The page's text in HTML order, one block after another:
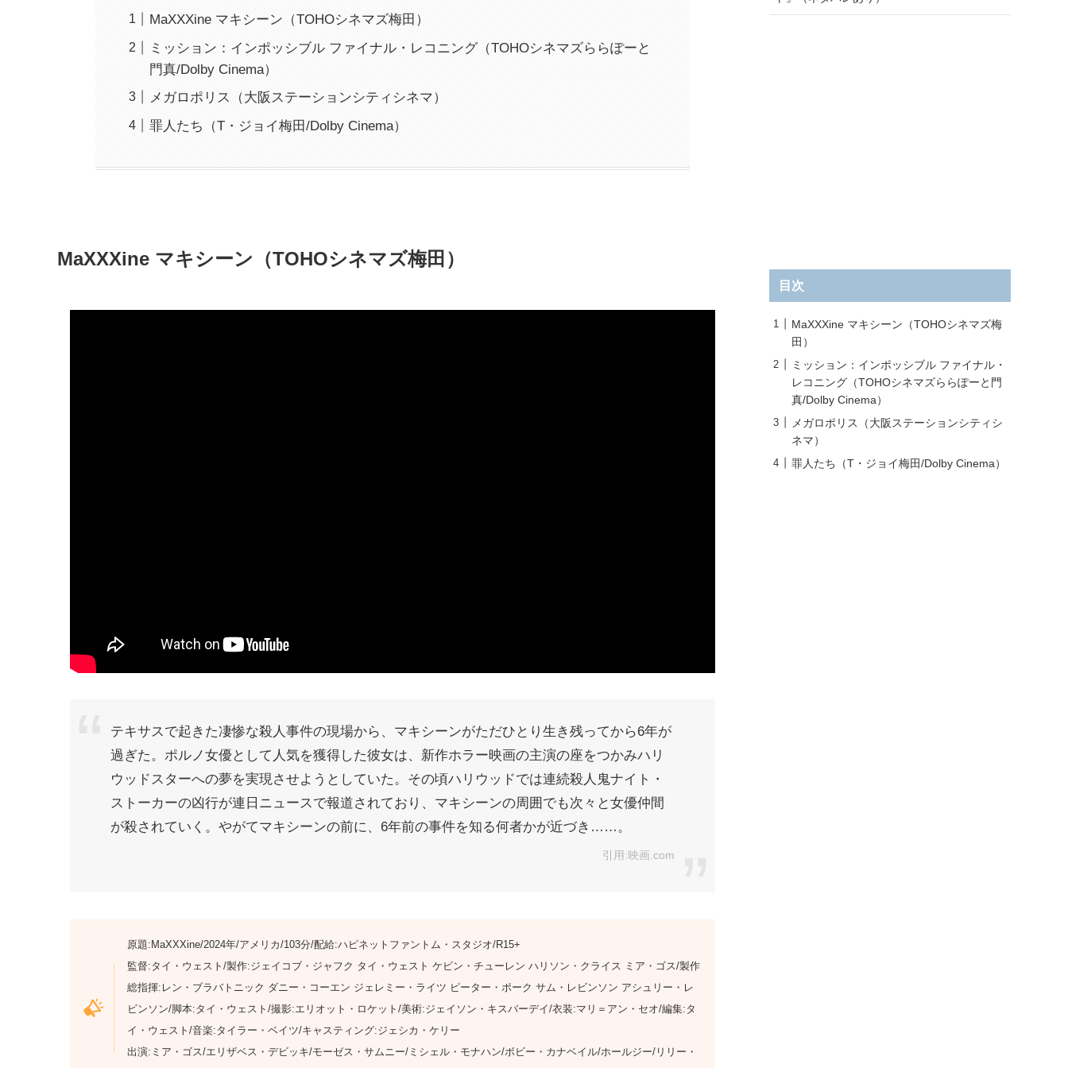
MaXXXine マキシーン（TOHOシネマズ梅田）
ミッション：インポッシブル ファイナル・レコニング（TOHOシネマズららぽーと
門真/Dolby Cinema）
メガロポリス（大阪ステーションシティシネマ）
罪人たち（T・ジョイ梅田/Dolby Cinema）
MaXXXine マキシーン（TOHOシネマズ梅田）
テキサスで起きた凄惨な殺人事件の現場から、マキシーンがただひとり生き残ってから6年が
過ぎた。ポルノ女優として人気を獲得した彼女は、新作ホラー映画の主演の座をつかみハリ
ウッドスターへの夢を実現させようとしていた。その頃ハリウッドでは連続殺人鬼ナイト・
ストーカーの凶行が連日ニュースで報道されており、マキシーンの周囲でも次々と女優仲間
が殺されていく。やがてマキシーンの前に、6年前の事件を知る何者かが近づき……。
引用:映画.com
原題:MaXXXine/2024年/アメリカ/103分/配給:ハピネットファントム・スタジオ/R15+
監督:タイ・ウェスト/製作:ジェイコブ・ジャフク タイ・ウェスト ケビン・チューレン ハリソン・クライス ミア・ゴス/製作
総指揮:レン・ブラバトニック ダニー・コーエン ジェレミー・ライツ ピーター・ポーク サム・レビンソン アシュリー・レ
ビンソン/脚本:タイ・ウェスト/撮影:エリオット・ロケット/美術:ジェイソン・キスバーデイ/衣装:マリ＝アン・セオ/編集:タ
イ・ウェスト/音楽:タイラー・ベイツ/キャスティング:ジェシカ・ケリー
出演:ミア・ゴス/エリザベス・デビッキ/モーゼス・サムニー/ミシェル・モナハン/ボビー・カナベイル/ホールジー/リリー・
目次
MaXXXine マキシーン（TOHOシネマズ梅
田）
ミッション：インポッシブル ファイナル・
レコニング（TOHOシネマズららぽーと門
真/Dolby Cinema）
メガロポリス（大阪ステーションシティシ
ネマ）
罪人たち（T・ジョイ梅田/Dolby Cinema）